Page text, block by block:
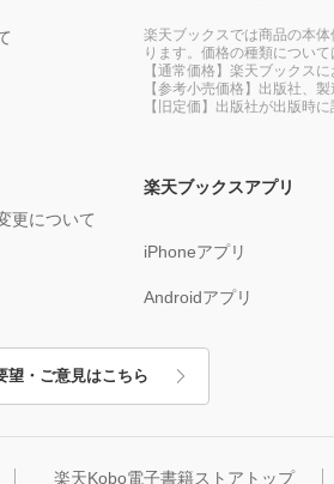
更について
楽天ブックスでは商品の本
ります。価格の種類について
【通常価格】楽天ブックス
【参考小売価格】出版社、
【旧定価】出版社が出版時に
楽天ブックスアプリ
iPhoneアプリ
Androidアプリ
望・ご意見はこちら
楽天Kobo電子書籍ストアトップ